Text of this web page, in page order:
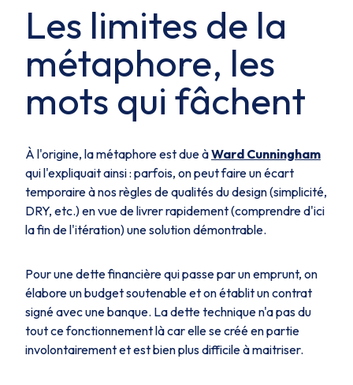
Les limites de la
métaphore, les
mots qui fâchent
À l'origine, la métaphore est due àWard Cunningham
qui l'expliquait ainsi : parfois, on peut faire un écart
temporaireà nos règles de qualités du design (simplicité,
DRY, etc.) en vue de livrer rapidement (comprendre d'ici
la fin de l'itération) une solution démontrable.
Pour une dette financière qui passe par un emprunt, on
élabore un budget soutenable et on établit un contrat
signé avec une banque. La dette technique n'a pas du
tout ce fonctionnement là car elle se créé en partie
involontairement et est bien plus difficile à maitriser.